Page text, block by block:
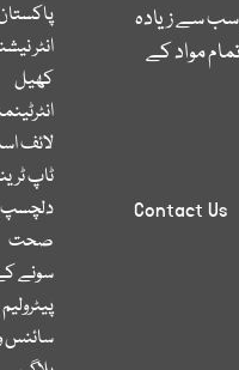
سب سے زیادہ
مواد کے
Contact Us
انٹر
کھیل
لائف
ٹاپ
صحت
سونے
سائنس